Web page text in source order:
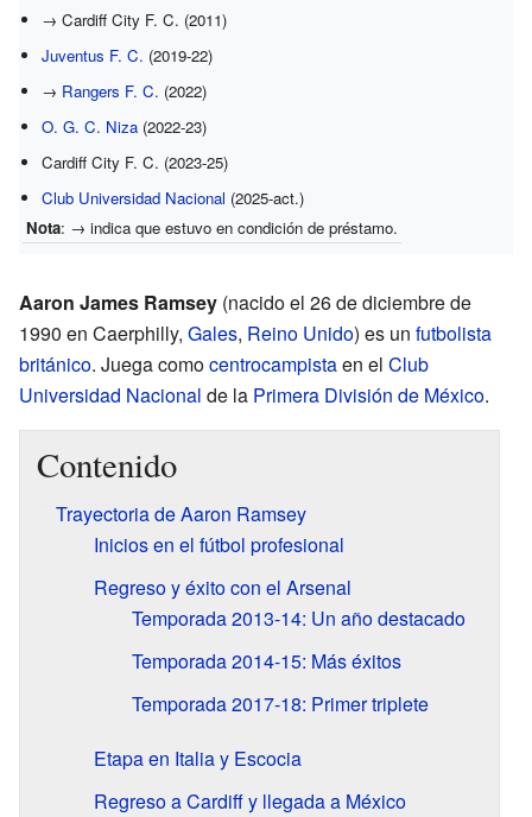
→ Cardiff City F. C. (2011)
Juventus F. C. (2019-22)
→ Rangers F. C. (2022)
O. G. C. Niza (2022-23)
Cardiff City F. C. (2023-25)
Club Universidad Nacional (2025-act.)
Nota: → indica que estuvo en condición de préstamo.
Aaron James Ramsey (nacido el 26 de diciembre de
1990 en Caerphilly, Gales, Reino Unido) es un futbolista
británico. Juega comocentrocampistaen el Club
Universidad Nacional de la Primera División de México.
Contenido
Trayectoria de Aaron Ramsey
Inicios en el fútbol profesional
Regreso y éxito con el Arsenal
Temporada 2013-14: Un año destacado
Temporada 2014-15: Más éxitos
Temporada 2017-18: Primer triplete
Etapa en Italia y Escocia
Regreso a Cardiff y llegada a México